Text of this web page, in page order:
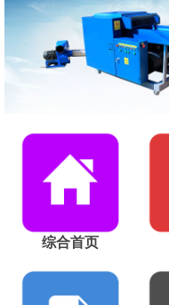
综合首页